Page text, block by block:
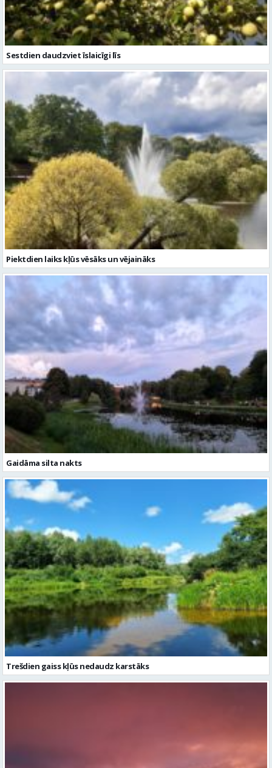
Sestdien daudzviet īslaicīgi līs
Piektdien laiks kļūs vēsāks un vējaināks
Gaidāma silta nakts
Trešdien gaiss kļūs nedaudz karstāks